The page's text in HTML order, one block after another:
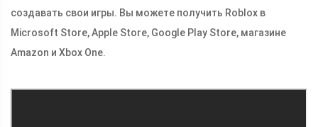
создавать свои игры. Вы можете получить Roblox в
Microsoft Store, Apple Store, Google Play Store, магазине
Amazon и Xbox One.